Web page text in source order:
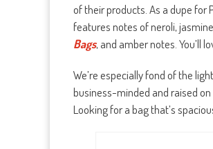
of their products. As a dupe for
features notes of neroli,
Bags, and amber notes. You’ll
We’re especially fond of the
business-minded and raised
Looking for a bag that’s